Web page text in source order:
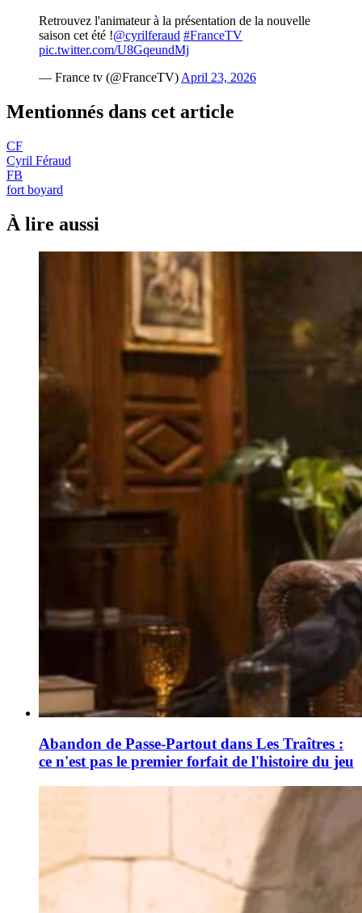
Retrouvez l'animateur à la présentation de la nouvelle
saison cet été !@cyrilferaud #FranceTV
pic.twitter.com/U8GqeundMj
— France tv (@FranceTV) April 23, 2026
Mentionnés dans cet article
CF
Cyril Féraud
FB
fort boyard
À lire aussi
Abandon de Passe-Partout dans Les Traîtres :
ce n'est pas le premier forfait de l'histoire du jeu